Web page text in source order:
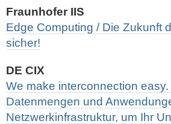
Fraunhofer IIS
Edge Computing / Die Zukunft
sicher!
DE CIX
We make interconnection
Datenmengen und
Netzwerkinfrastruktur, um Ihr